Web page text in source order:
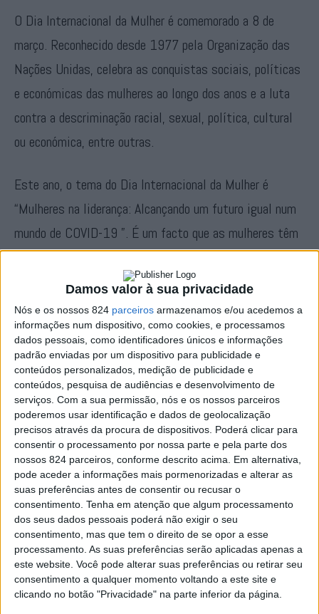
Damos valor à sua privacidade
Nós e os nossos 824 parceiros armazenamos e/ou acedemos a
informações num dispositivo, como cookies, e processamos
dados pessoais, como identificadores únicos e informações
padrão enviadas por um dispositivo para publicidade e
conteúdos personalizados, medição de publicidade e
conteúdos, pesquisa de audiências e desenvolvimento de
serviços. Com a sua permissão, nós e os nossos parceiros
poderemos usar identificação e dados de geolocalização
precisos através da procura de dispositivos. Poderá clicar para
consentir o processamento por nossa parte e pela parte dos
nossos 824 parceiros, conforme descrito acima. Em alternativa,
pode aceder a informações mais pormenorizadas e alterar as
suas preferências antes de consentir ou recusar o
consentimento. Tenha em atenção que algum processamento
dos seus dados pessoais poderá não exigir o seu
consentimento, mas que tem o direito de se opor a esse
processamento. As suas preferências serão aplicadas apenas a
este website. Você pode alterar suas preferências ou retirar seu
consentimento a qualquer momento voltando a este site e
clicando no botão "Privacidade" na parte inferior da página.
O Dia Internacional da Mulher é comemorado a 8 de
março. Reconhecido desde 1977 pela Organização das
Nações Unidas, celebra as conquistas sociais, políticas
e económicas das mulheres ao longo dos anos e a luta
contra a descriminação racial, sexual, política, cultural
ou económica, entre outras.
Este ano, o tema do Dia Internacional da Mulher é
“Mulheres na liderança: Alcançando um futuro igual num
mundo de COVID-19 ”. É um facto que as mulheres têm
estado na linha de frente nos diversos níveis da luta
contra esta pandemia, como profissionais de saúde,
cuidadoras, empreendedoras e coordenadoras. Neste
combate à pandemia muitas mulheres têm sido as
líderes mais eficazes. Aliás, ao longo dos séculos, em
situações de crise, as mulheres sempre estiveram na 1ª
linha dos combates, dando o seu contributo de forma
marcante e corajosa.
Em várias áreas, as mulheres conquistaram o seu lugar
em paridade de género. No entanto, noutras, mesmo na
atualidade, continuam a lutar todos os dias para
melhorar a vida e alcançar os seus direitos. Existem, a
vários níveis e em algumas regiões do Mundo,
preconceitos que condicionam desequilíbrios